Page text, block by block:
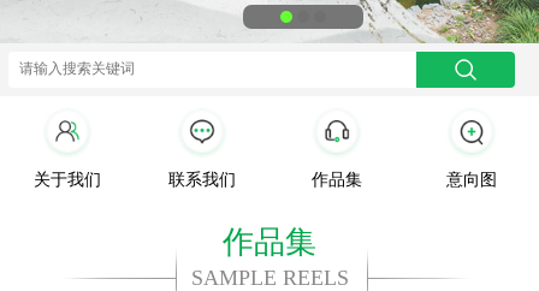
关于我们 联系我们 作品集 意向图
作品集
SAMPLE REELS